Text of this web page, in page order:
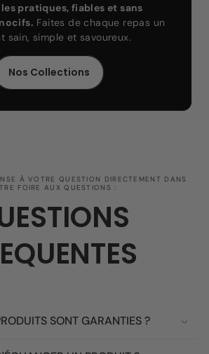
pratiques, fiables et sans
Faites de chaque repas un
sain, simple et savoureux.
Nos Collections
À VOTRE QUESTION DIRECTEMENT DANS
FOIRE AUX QUESTIONS :
SONT GARANTIES ?